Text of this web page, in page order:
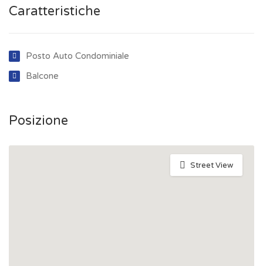
Caratteristiche
Posto Auto Condominiale
Balcone
Posizione
Street View